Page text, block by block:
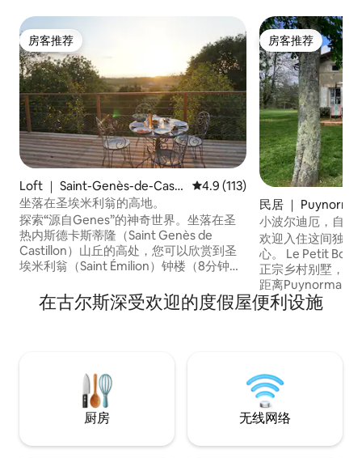
房客推荐
房客推荐
Loft ｜ Saint-Genès-de-Castil
lon
平均评分 4.9 分（满分 5 分），
4.9 (113)
坐落在圣埃米利翁的高地。
探索“源自Genes”的神奇世界。坐落在圣
热内斯德卡斯蒂隆（Saint Genès de
Castillon）山丘的高处，您可以欣赏到圣
埃米利翁（Saint Émilion）钟楼（8分钟车
座最近刚刚修复的古老的野鸡阁，您将拥
有一个40平方米的露台，可以欣赏到令人
房客推荐
房客推荐
民居 ｜
小波尔迪厄，自然
欢迎入住这间独特
心。 Le Petit
正宗乡村别墅，四
距离Puynormand
公里的小村庄。
风情的放松住宿，
车、葡萄酒之旅、
心、高尔夫。
在古尔斯深受欢迎的度假屋便利设施
厨房 无线网络